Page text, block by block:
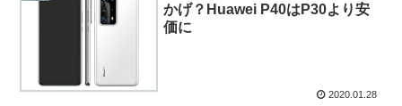
かげ？Huawei P40はP30より安
価に
2020.01.28